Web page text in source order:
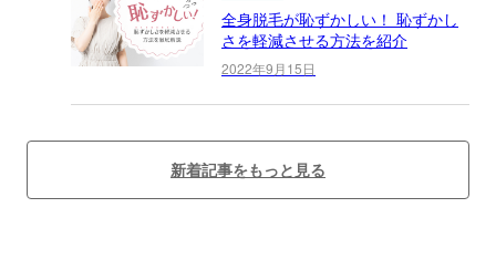
全身脱毛が恥ずかしい！ 恥ずかし
さを軽減させる方法を紹介
2022年9月15日
新着記事をもっと見る